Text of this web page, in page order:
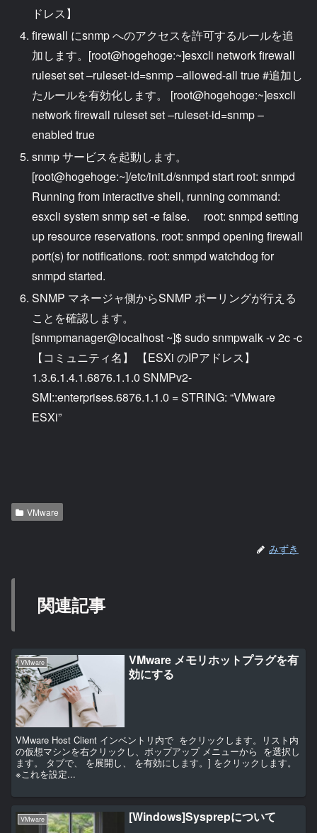
ドレス】
firewall にsnmp へのアクセスを許可するルールを追
加します。[root@hogehoge:~]esxcli network firewall
ruleset set –ruleset-id=snmp –allowed-all true #追加し
たルールを有効化します。 [root@hogehoge:~]esxcli
network firewall ruleset set –ruleset-id=snmp –
enabled true
snmp サービスを起動します。
[root@hogehoge:~]/etc/init.d/snmpd start root: snmpd
Running from interactive shell, running command:
esxcli system snmp set -e false. root: snmpd setting
up resource reservations. root: snmpd opening firewall
port(s) for notifications. root: snmpd watchdog for
snmpd started.
SNMP マネージャ側からSNMP ポーリングが行える
ことを確認します。
[snmpmanager@localhost ~]$ sudo snmpwalk -v 2c -c
【コミュニティ名】 【ESXi のIPアドレス】
1.3.6.1.4.1.6876.1.1.0 SNMPv2-
SMI::enterprises.6876.1.1.0 = STRING: “VMware
ESXi”
VMware
みずき
関連記事
VMware
VMware メモリホットプラグを有
効にする
VMware Host Client インベントリ内で をクリックします。リスト内
の仮想マシンを右クリックし、ポップアップ メニューから を選択し
ます。 タブで、 を展開し、 を有効にします。] をクリックします。
※これを設定...
VMware [Windows]Sysprepについて